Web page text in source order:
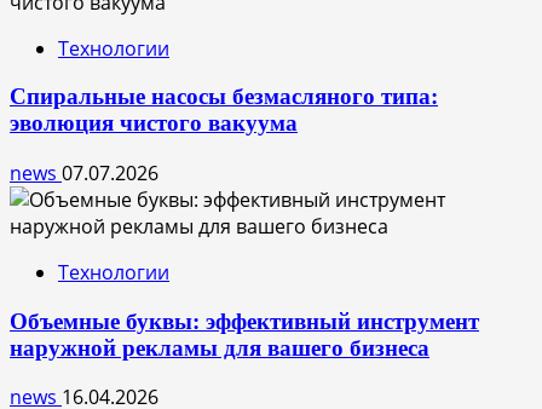
Технологии
Спиральные насосы безмасляного типа:
эволюция чистого вакуума
news 07.07.2026
Технологии
Объемные буквы: эффективный инструмент
наружной рекламы для вашего бизнеса
news 16.04.2026